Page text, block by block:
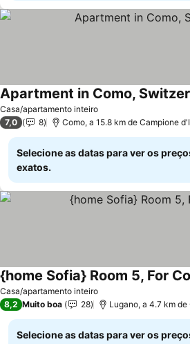
Casa/apartamento inteiro
Apartment in Como,
7,0 8 Como, a 15.8 km de Campione
Selecione as datas para ver os
exatos.
Casa/apartamento inteiro
{home Sofia} Room 5, For
8,2 Muito boa 28 Lugano, a 4.7 km
Selecione as datas para ver os